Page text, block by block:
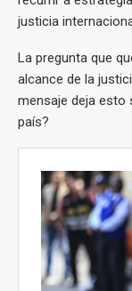
justicia
La pregunta que
alcance de la
mensaje deja esto
país?